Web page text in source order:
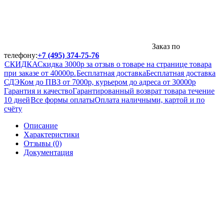
Заказ по
телефону:+7 (495) 374-75-76
СКИДКАСкидка 3000р за отзыв о товаре на странице товара
при заказе от 40000р.Бесплатная доставкаБесплатная доставка
СДЭКом до ПВЗ от 7000р, курьером до адреса от 30000р
Гарантия и качествоГарантированный возврат товара течение
10 днейВсе формы оплатыОплата наличными, картой и по
счёту
Описание
Характеристики
Отзывы (0)
Документация